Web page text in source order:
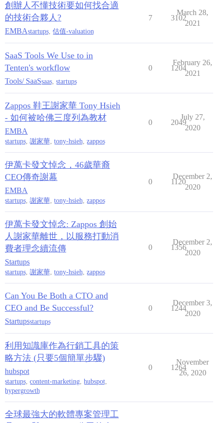
創辦人不懂技術要如何找合適
的技術合夥人?
EMBAstartups 估值-valuation
7 3102
March 28,
2021
SaaS Tools We Use to in
Tenten's workflow
Tools/ SaaSsaas startups
0 1204
February 26,
2021
Zappos 鞋王謝家華 Tony Hsieh
- 如何被哈佛三度列為教材
EMBA
startups, 謝家華, tony-hsieh, zappos
0 2049
July 27,
2020
伊萬卡發文悼念，46歲華裔
CEO傳奇謝幕
EMBA
startups, 謝家華, tony-hsieh, zappos
0 1120
December 2,
2020
伊萬卡發文悼念: Zappos 創始
人謝家華離世，以服務打動消
費者理念續流傳
Startups
startups, 謝家華, tony-hsieh, zappos
0 1356
December 2,
2020
Can You Be Both a CTO and
CEO and Be Successful?
Startupsstartups
0 1244
December 3,
2020
利用知識庫作為行銷工具的策
略方法 (只要5個簡單步驟)
hubspot
startups, content-marketing, hubspot,
hypergrowth
0 1264
November
26, 2020
全球最強大的軟體專案管理工